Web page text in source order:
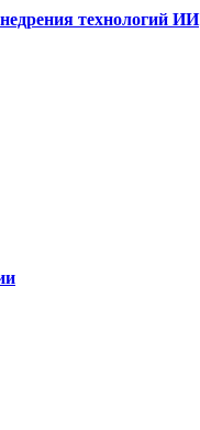
технологий ИИ